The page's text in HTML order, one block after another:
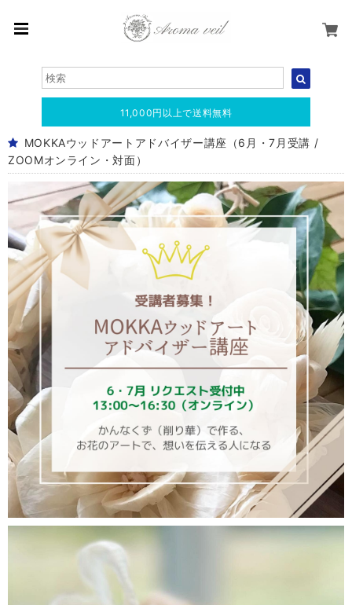
11,000円以上で送料無料
MOKKAウッドアートアドバイザー講座（6月・7月受講 /
ZOOMオンライン・対面）